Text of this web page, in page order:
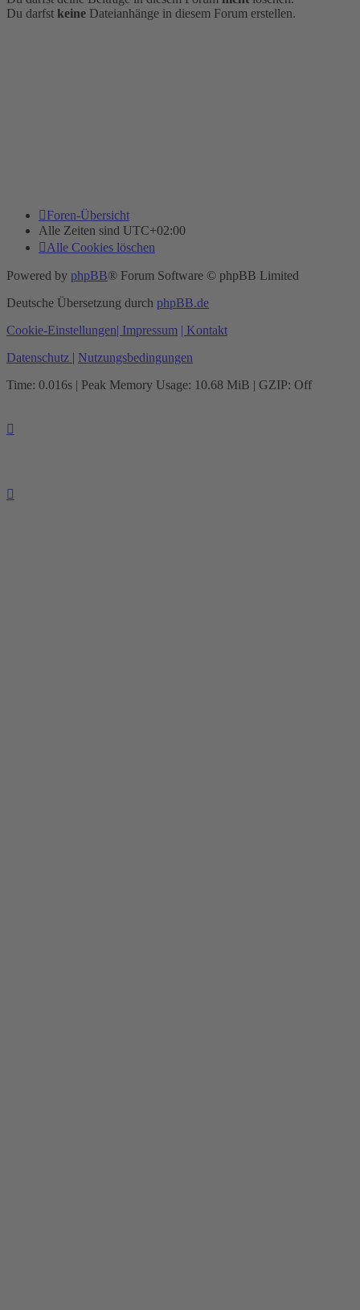
Du darfst keine Dateianhänge in diesem Forum erstellen.
Foren-Übersicht
Alle Zeiten sind UTC+02:00
Alle Cookies löschen
Powered by phpBB® Forum Software © phpBB Limited
Deutsche Übersetzung durch phpBB.de
Cookie-Einstellungen| Impressum | Kontakt
Datenschutz | Nutzungsbedingungen
Time: 0.016s | Peak Memory Usage: 10.68 MiB | GZIP: Off